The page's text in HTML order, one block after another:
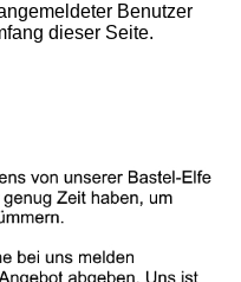
Benutzer
dieser Seite.